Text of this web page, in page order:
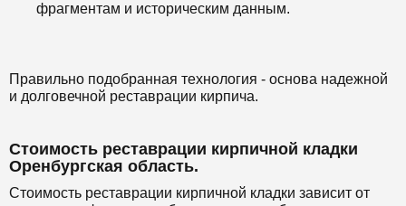
фрагментам и историческим данным.
Правильно подобранная технология - основа надежной
и долговечной реставрации кирпича.
Стоимость реставрации кирпичной кладки
Оренбургская область.
Стоимость реставрации кирпичной кладки зависит от